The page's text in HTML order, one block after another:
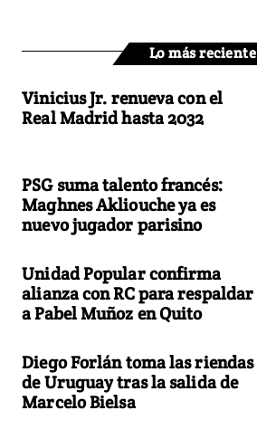
Lo más reciente
Vinicius Jr. renueva con el
Real Madrid hasta 2032
PSG suma talento francés:
Maghnes Akliouche ya es
nuevo jugador parisino
Unidad Popular confirma
alianza con RC para respaldar
a Pabel Muñoz en Quito
Diego Forlán toma las riendas
de Uruguay tras la salida de
Marcelo Bielsa